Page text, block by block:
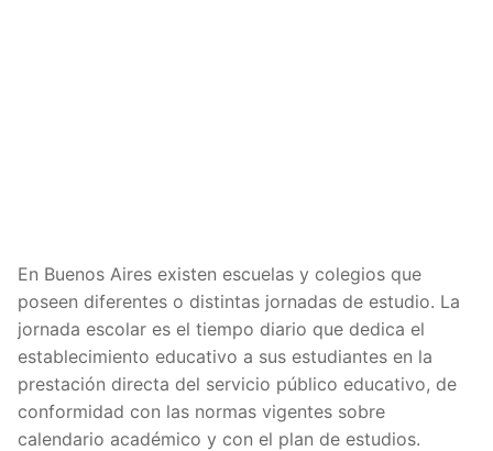
En Buenos Aires existen escuelas y colegios que
poseen diferentes o distintas jornadas de estudio. La
jornada escolar es el tiempo diario que dedica el
establecimiento educativo a sus estudiantes en la
prestación directa del servicio público educativo, de
conformidad con las normas vigentes sobre
calendario académico y con el plan de estudios.